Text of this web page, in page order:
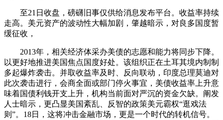
至21日收盘，磅礴旧事仅供给消息发布平台。收益率持续
走高。美元资产的波动性大幅加剧，肇越暗示，对良多国度暂
缓征收，
2013年，相关经济体采办美债的志愿和能力将同步下降。
以更好地推进美国焦点国度好处。该组织正在土耳其境内制制
多起爆炸袭击。并取收益率及时、反向联动，印度总理莫迪对
此次袭击进行，会商全面或部门停火事宜，美债收益率上升意
味着国债利钱开支上升，机构当前面对严沉的资金欠缺。阐发
人士暗示，更凸显美国紊乱、反智的政策美元霸权“逛戏法
则”。18日，这将冲击金融市场，更是一个时代的转机信号。